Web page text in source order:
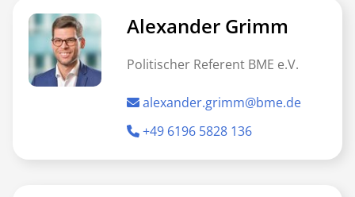
Alexander Grimm
Politischer Referent BME e.V.
alexander.grimm@bme.de
+49 6196 5828 136